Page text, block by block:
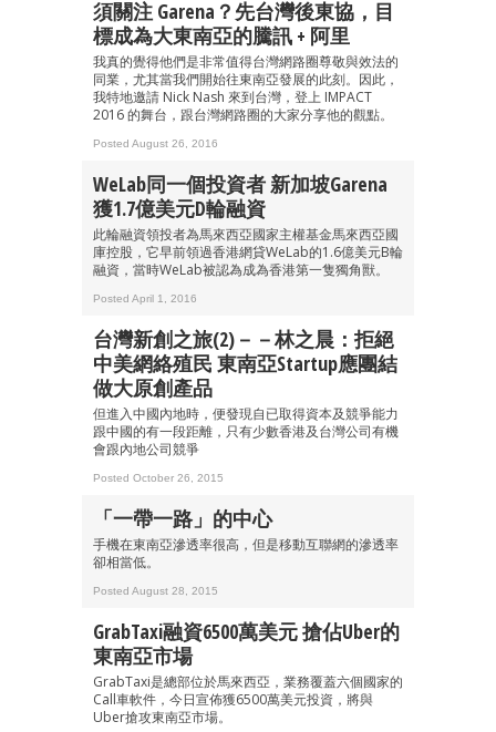
須關注 Garena？先台灣後東協，目
標成為大東南亞的騰訊 + 阿里
我真的覺得他們是非常值得台灣網路圈尊敬與效法的
同業，尤其當我們開始往東南亞發展的此刻。因此，
我特地邀請 Nick Nash 來到台灣，登上 IMPACT
2016 的舞台，跟台灣網路圈的大家分享他的觀點。
Posted August 26, 2016
WeLab同一個投資者 新加坡Garena
獲1.7億美元D輪融資
此輪融資領投者為馬來西亞國家主權基金馬來西亞國
庫控股，它早前領過香港網貸WeLab的1.6億美元B輪
融資，當時WeLab被認為成為香港第一隻獨角獸。
Posted April 1, 2016
台灣新創之旅(2)－－林之晨：拒絕
中美網絡殖民 東南亞Startup應團結
做大原創產品
但進入中國內地時，便發現自已取得資本及競爭能力
跟中國的有一段距離，只有少數香港及台灣公司有機
會跟內地公司競爭
Posted October 26, 2015
「一帶一路」的中心
手機在東南亞滲透率很高，但是移動互聯網的滲透率
卻相當低。
Posted August 28, 2015
GrabTaxi融資6500萬美元 搶佔Uber的
東南亞市場
GrabTaxi是總部位於馬來西亞，業務覆蓋六個國家的
Call車軟件，今日宣佈獲6500萬美元投資，將與
Uber搶攻東南亞市場。
最新資訊（附創業懶人包）